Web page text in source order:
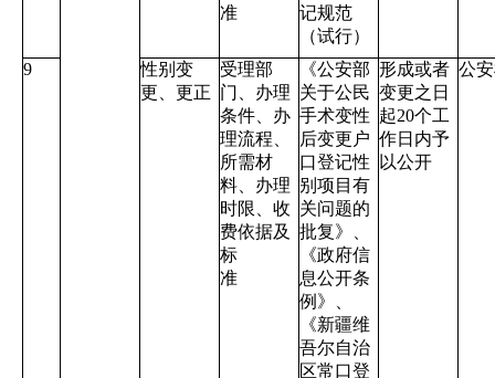
准
记规范
（试行）
9
性别变
更、更正
受理部
门、办理
条件、办
理流程、
所需材
料、办理
时限、收
费依据及
标
准
《公安部
关于公民
手术变性
后变更户
口登记性
别项目有
关问题的
批复》、
《政府信
息公开条
例》、
《新疆维
吾尔自治
区常口登
形成或者
变更之日
起20个工
作日内予
以公开
公